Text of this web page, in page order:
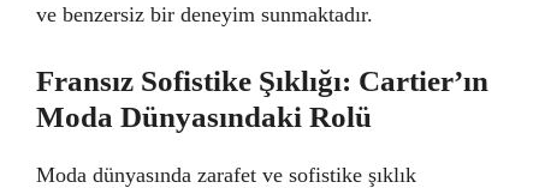
ve benzersiz bir deneyim sunmaktadır.
Fransız Sofistike Şıklığı: Cartier’ın
Moda Dünyasındaki Rolü
Moda dünyasında zarafet ve sofistike şıklık